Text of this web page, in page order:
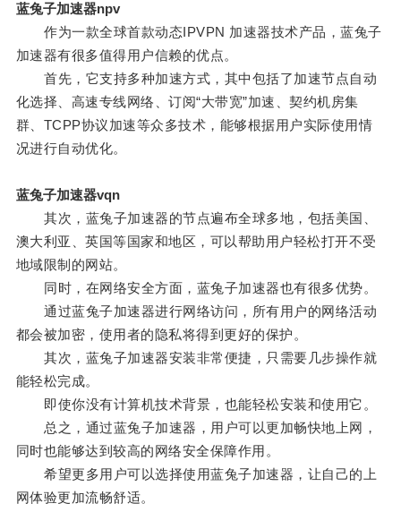
蓝兔子加速器npv
作为一款全球首款动态IPVPN 加速器技术产品，蓝兔子
加速器有很多值得用户信赖的优点。
首先，它支持多种加速方式，其中包括了加速节点自动
化选择、高速专线网络、订阅“大带宽”加速、契约机房集
群、TCPP协议加速等众多技术，能够根据用户实际使用情
况进行自动优化。
蓝兔子加速器vqn
其次，蓝兔子加速器的节点遍布全球多地，包括美国、
澳大利亚、英国等国家和地区，可以帮助用户轻松打开不受
地域限制的网站。
同时，在网络安全方面，蓝兔子加速器也有很多优势。
通过蓝兔子加速器进行网络访问，所有用户的网络活动
都会被加密，使用者的隐私将得到更好的保护。
其次，蓝兔子加速器安装非常便捷，只需要几步操作就
能轻松完成。
即使你没有计算机技术背景，也能轻松安装和使用它。
总之，通过蓝兔子加速器，用户可以更加畅快地上网，
同时也能够达到较高的网络安全保障作用。
希望更多用户可以选择使用蓝兔子加速器，让自己的上
网体验更加流畅舒适。